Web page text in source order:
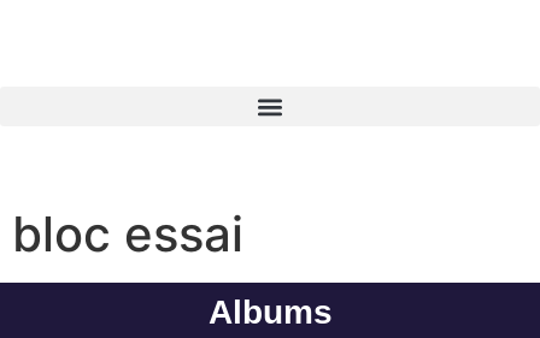
bloc essai
Albums